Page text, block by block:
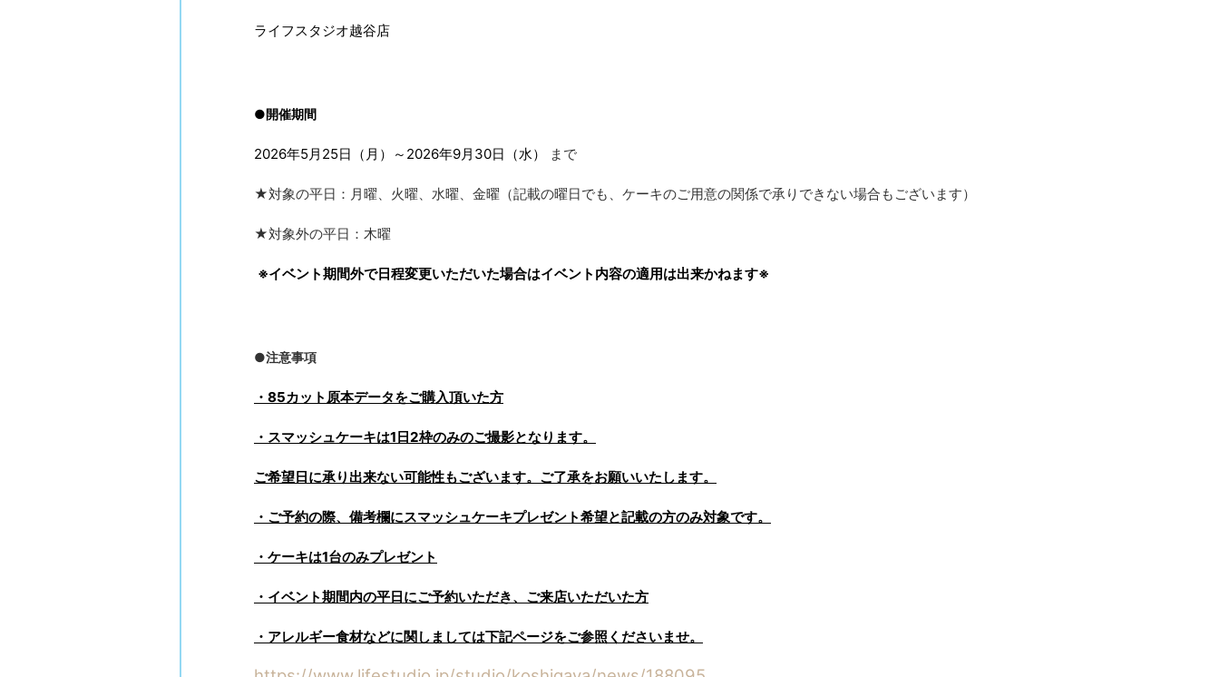
ライフスタジオ越谷店
●開催期間
2026年5月25日（月）～2026年9月30日（水） まで
★対象の平日：月曜、火曜、水曜、金曜（記載の曜日でも、ケーキのご用意の関係で承りできない場合もございます）
★対象外の平日：木曜
※イベント期間外で日程変更いただいた場合はイベント内容の適用は出来かねます※
●注意事項
・85カット原本データをご購入頂いた方
・スマッシュケーキは1日2枠のみのご撮影となります。
ご希望日に承り出来ない可能性もございます。ご了承をお願いいたします。
・ご予約の際、備考欄にスマッシュケーキプレゼント希望と記載の方のみ対象です。
・ケーキは1台のみプレゼント
・イベント期間内の平日にご予約いただき、ご来店いただいた方
・アレルギー食材などに関しましては下記ページをご参照くださいませ。